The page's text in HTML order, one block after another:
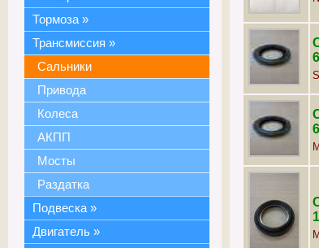
Тормоза »
Трансмиссия »
Сальники
Привода
Колеса
АКПП
Мосты
Раздатка
Подвеска »
Двигатель »